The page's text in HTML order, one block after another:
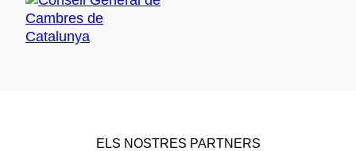
ELS NOSTRES PARTNERS